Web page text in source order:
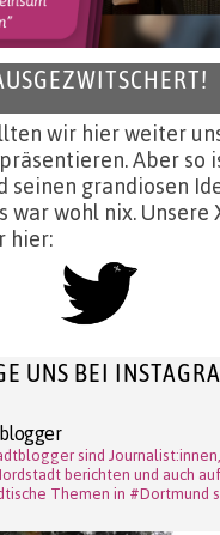
wir hier weiter
Aber so
seinen grandiosen
war wohl nix. Unsere
hier:
UNS BEI
sind
berichten und auch auf
Themen in #Dortmund